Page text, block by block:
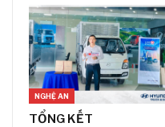
NGHỆ AN
TỔNG KẾT